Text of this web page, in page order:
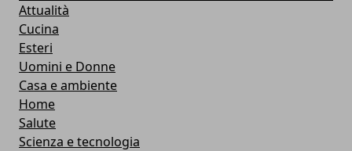
Attualità
Cucina
Esteri
Uomini e Donne
Casa e ambiente
Home
Salute
Scienza e tecnologia